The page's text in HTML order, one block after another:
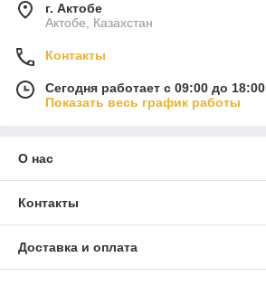
г. Актобе
Актобе, Казахстан
Контакты
Сегодня работает с 09:00 до 18:00
Показать весь график работы
О нас
Контакты
Доставка и оплата